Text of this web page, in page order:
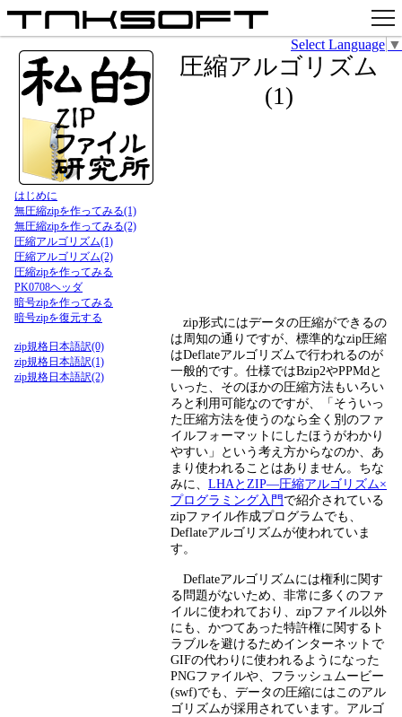
アプリ
x
Github
pixiv
お問い合わせ
Select Language ▼
はじめに
無圧縮zipを作ってみる(1)
無圧縮zipを作ってみる(2)
圧縮アルゴリズム(1)
圧縮アルゴリズム(2)
圧縮zipを作ってみる
PK0708ヘッダ
暗号zipを作ってみる
暗号zipを復元する
zip規格日本語訳(0)
zip規格日本語訳(1)
zip規格日本語訳(2)
圧縮アルゴリズム
(1)
zip形式にはデータの圧縮ができるの
は周知の通りですが、標準的なzip圧縮
はDeflateアルゴリズムで行われるのが
一般的です。仕様ではBzip2やPPMdと
いった、そのほかの圧縮方法もいろい
ろと利用可能なのですが、「そういっ
た圧縮方法を使うのなら全く別のファ
イルフォーマットにしたほうがわかり
やすい」という考え方からなのか、あ
まり使われることはありません。ちな
みに、 LHAとZIP―圧縮アルゴリズム×
プログラミング入門 で紹介されている
zipファイル作成プログラムでも、
Deflateアルゴリズムが使われていま
す。
Deflateアルゴリズムには権利に関す
る問題がないため、非常に多くのファ
イルに使われており、zipファイル以外
にも、かつてあった特許権に関するト
ラブルを避けるためインターネットで
GIFの代わりに使われるようになった
PNGファイルや、フラッシュムービー
(swf)でも、データの圧縮にはこのアル
ゴリズムが採用されています。アルゴ